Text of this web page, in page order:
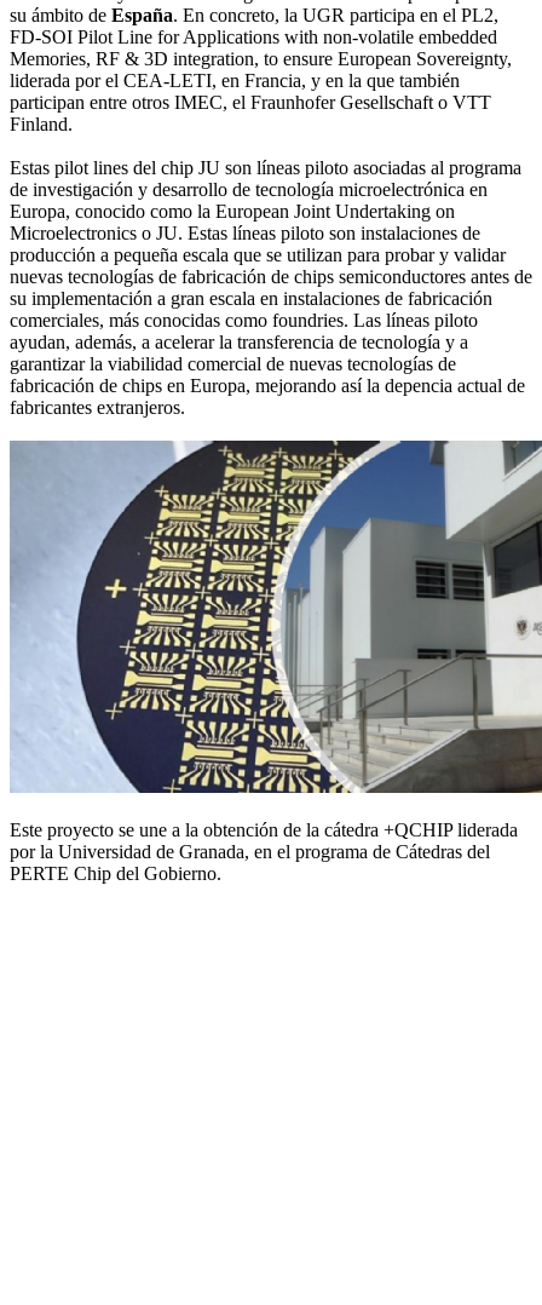
su ámbito de España. En concreto, la UGR participa en el PL2,
FD-SOI Pilot Line for Applications with non-volatile embedded
Memories, RF & 3D integration, to ensure European Sovereignty,
liderada por el CEA-LETI, en Francia, y en la que también
participan entre otros IMEC, el Fraunhofer Gesellschaft o VTT
Finland.
Estas pilot lines del chip JU son líneas piloto asociadas al programa
de investigación y desarrollo de tecnología microelectrónica en
Europa, conocido como la European Joint Undertaking on
Microelectronics o JU. Estas líneas piloto son instalaciones de
producción a pequeña escala que se utilizan para probar y validar
nuevas tecnologías de fabricación de chips semiconductores antes de
su implementación a gran escala en instalaciones de fabricación
comerciales, más conocidas como foundries. Las líneas piloto
ayudan, además, a acelerar la transferencia de tecnología y a
garantizar la viabilidad comercial de nuevas tecnologías de
fabricación de chips en Europa, mejorando así la depencia actual de
fabricantes extranjeros.
Este proyecto se une a la obtención de la cátedra +QCHIP liderada
por la Universidad de Granada, en el programa de Cátedras del
PERTE Chip del Gobierno.